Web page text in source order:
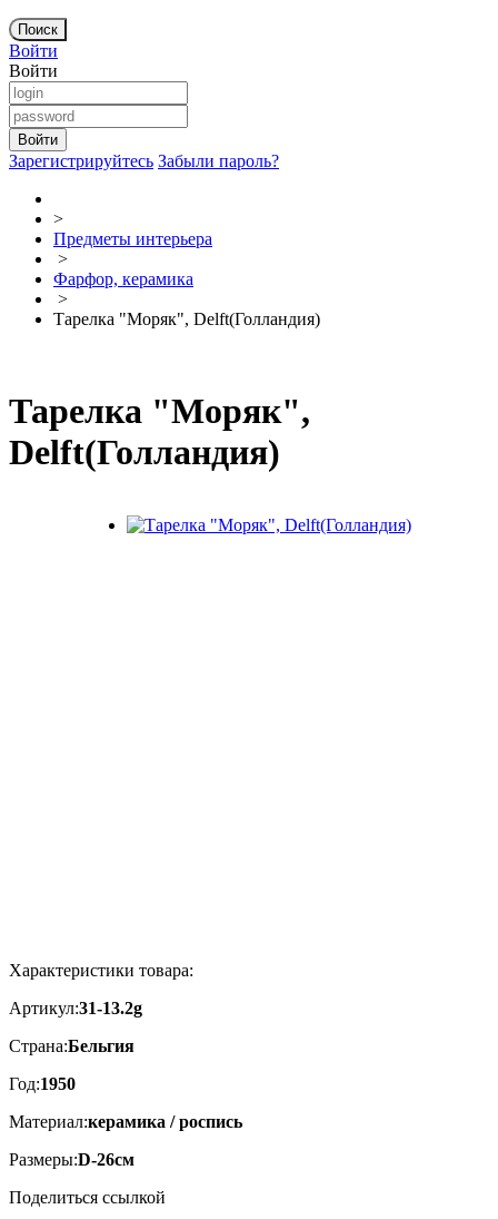
Войти
Войти
Зарегистрируйтесь Забыли пароль?
>
Предметы интерьера
>
Фарфор, керамика
>
Тарелка "Моряк", Delft(Голландия)
Тарелка "Моряк",
Delft(Голландия)
Характеристики товара:
Артикул:31-13.2g
Страна:Бельгия
Год:1950
Материал:керамика / роспись
Размеры:D-26см
Поделиться ссылкой